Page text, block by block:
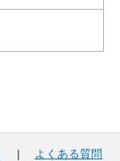
|
よくある質問